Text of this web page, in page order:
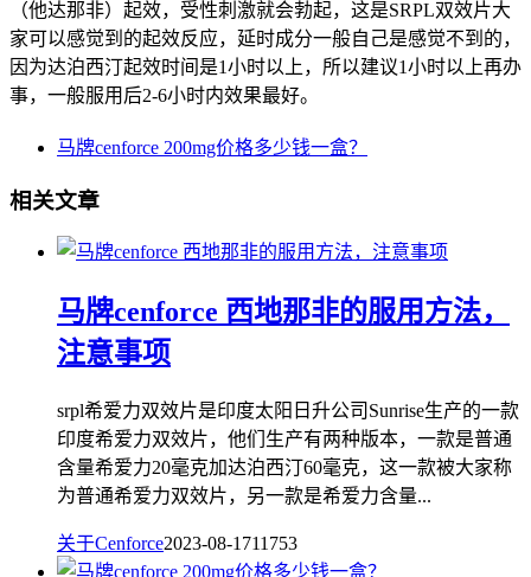
（他达那非）起效，受性刺激就会勃起，这是SRPL双效片大
家可以感觉到的起效反应，延时成分一般自己是感觉不到的，
因为达泊西汀起效时间是1小时以上，所以建议1小时以上再办
事，一般服用后2-6小时内效果最好。
马牌cenforce 200mg价格多少钱一盒？
相关文章
马牌cenforce 西地那非的服用方法，
注意事项
srpl希爱力双效片是印度太阳日升公司Sunrise生产的一款
印度希爱力双效片，他们生产有两种版本，一款是普通
含量希爱力20毫克加达泊西汀60毫克，这一款被大家称
为普通希爱力双效片，另一款是希爱力含量...
关于Cenforce2023-08-1711753